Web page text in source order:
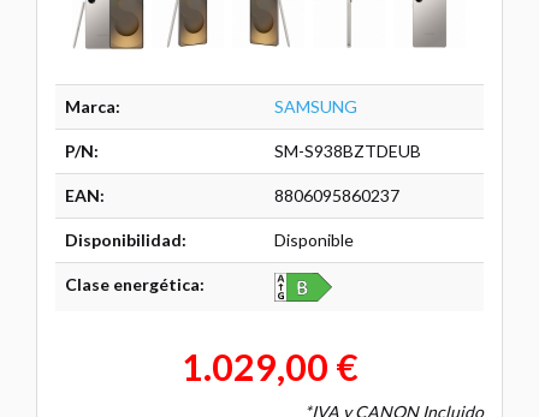
Marca: SAMSUNG
P/N: SM-S938BZTDEUB
EAN: 8806095860237
Disponibilidad: Disponible
Clase energética:
1.029,00 €
*IVA y CANON Incluido